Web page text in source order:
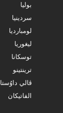
بوليا
سردينيا
لومبارديا
ليغوريا
توسكانا
ترينتينو
ڤالي داوُستا
الفاتيكان